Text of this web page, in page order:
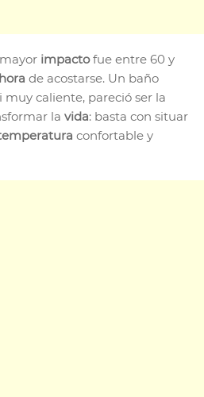
impactofue entre 60 y
hora de acostarse. Un baño
caliente, pareció ser la
la vida: basta con situar
confortable y